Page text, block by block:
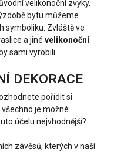
velikonoční zvyky,
bytu můžeme
symboliku. Zvláště ve
a jiné velikonoční
sami vyrobili.
DEKORACE
pořídit si
je možné
účelu nejvhodnější?
závěsů, kterých v naší